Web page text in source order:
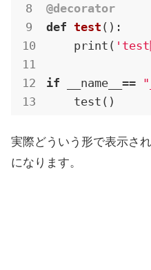
@decorator
def test () :
    print(
'test
if __name__==
    test()
実際どういう形で表示さ
になります。